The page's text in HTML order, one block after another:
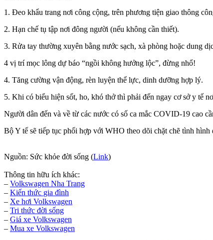
1. Đeo khẩu trang nơi công cộng, trên phương tiện giao thông
2. Hạn chế tụ tập nơi đông người (nếu không cần thiết).
3. Rửa tay thường xuyên bằng nước sạch, xà phòng hoặc dung
4 vị trí mọc lông dự báo “ngồi không hưởng lộc”, đừng nhổ!
4. Tăng cường vận động, rèn luyện thể lực, dinh dưỡng hợp lý.
5. Khi có biểu hiện sốt, ho, khó thở thì phải đến ngay cơ sở y tế
Người dân đến và về từ các nước có số ca mắc COVID-19 cao
Bộ Y tế sẽ tiếp tục phối hợp với WHO theo dõi chặt chẽ tình
Nguồn: Sức khỏe đời sống (Link)
Thông tin hữu ích khác:
– Volkswagen Nha Trang
– Kiến thức gia đình
– Xe hơi Volkswagen
– Tri thức đời sống
– Giá xe Volkswagen
– Mua xe Volkswagen